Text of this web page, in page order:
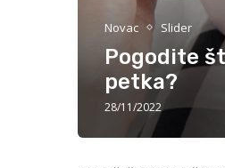
Novac Slider
Pogodite
petka?
28/11/2022